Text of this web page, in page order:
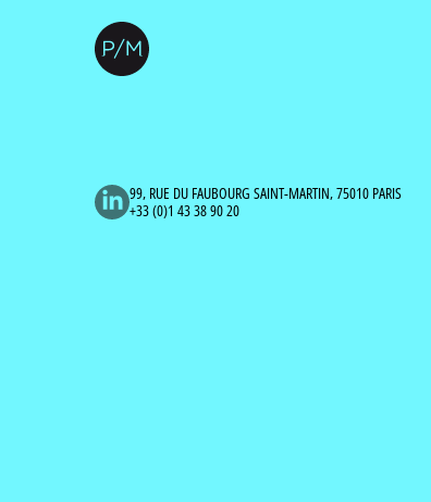
99, RUE DU FAUBOURG SAINT-MARTIN, 75010 PARIS
+33 (0)1 43 38 90 20